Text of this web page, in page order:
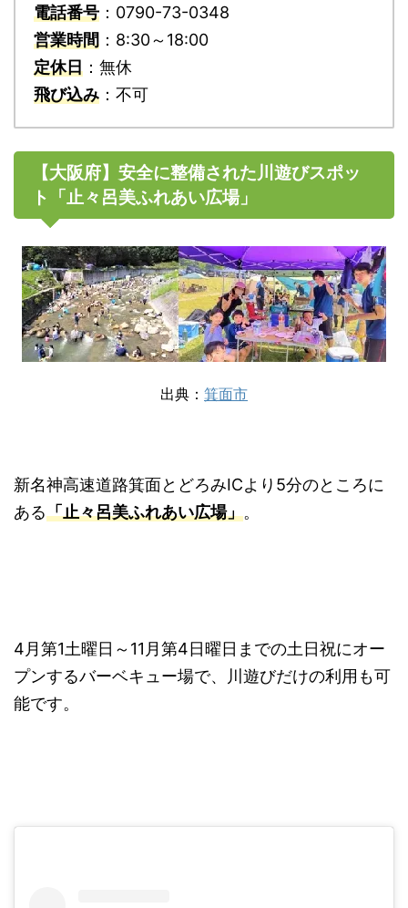
電話番号 ：0790-73-0348
営業時間 ：8:30～18:00
定休日 ：無休
飛び込み ：不可
【大阪府】安全に整備された川遊びスポッ
ト「止々呂美ふれあい広場」
出典： 箕面市
新名神高速道路箕面とどろみICより5分のところに
ある「止々呂美ふれあい広場」。
4月第1土曜日～11月第4日曜日までの土日祝にオー
プンするバーベキュー場で、川遊びだけの利用も可
能です。